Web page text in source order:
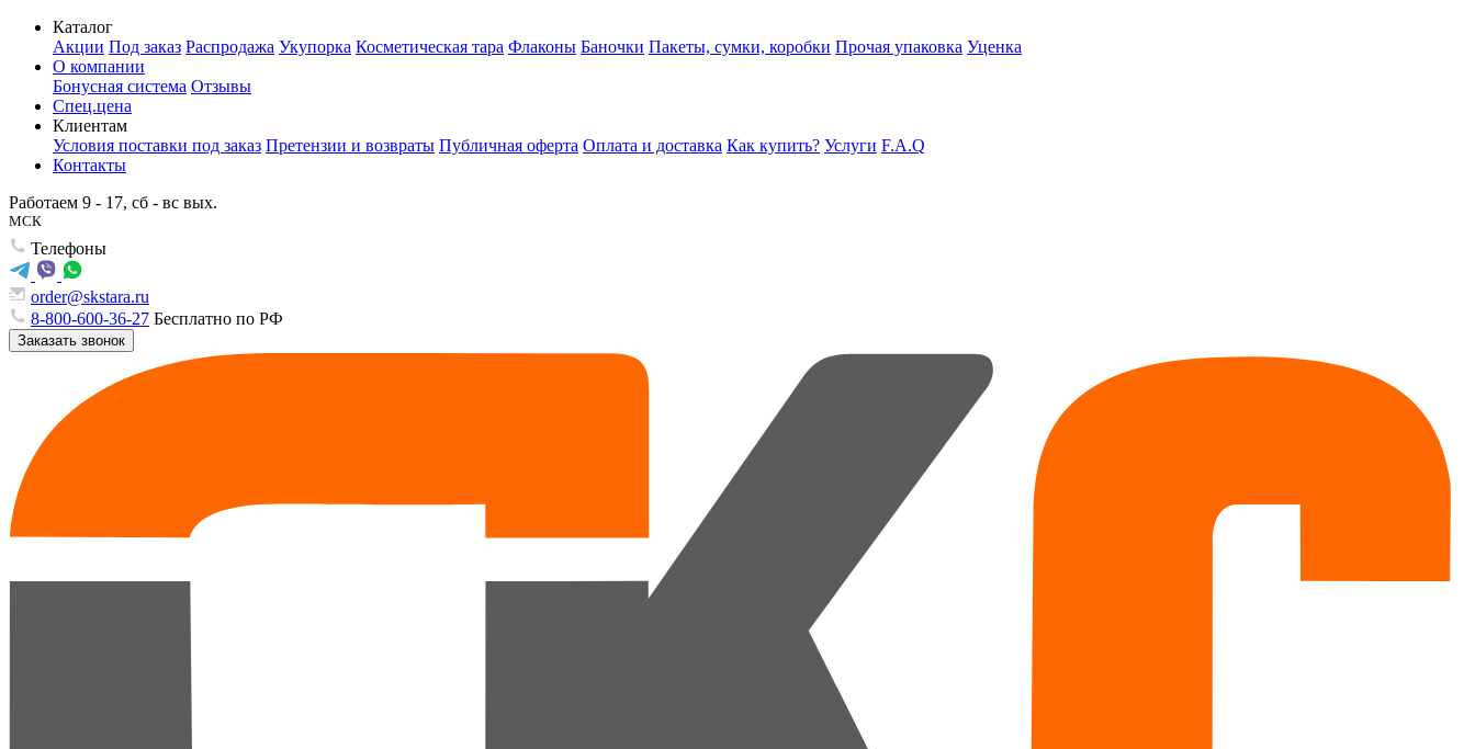
Каталог
Акции Под заказ Распродажа Укупорка Косметическая тара Флаконы Баночки Пакеты, сумки, коробки Прочая упаковка Уценка
О компании
Бонусная система Отзывы
Спец.цена
Клиентам
Условия поставки под заказ Претензии и возвраты Публичная оферта Оплата и доставка Как купить? Услуги F.A.Q
Контакты
Работаем 9 - 17, сб - вс вых.
МСК
Телефоны
order@skstara.ru
8-800-600-36-27 Бесплатно по РФ
Заказать звонок